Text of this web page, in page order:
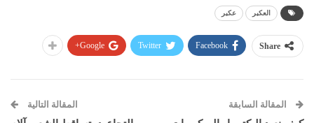
العكبر عكبر
Share
Facebook
Twitter
Google+
المقالة السابقة المقالة التالية